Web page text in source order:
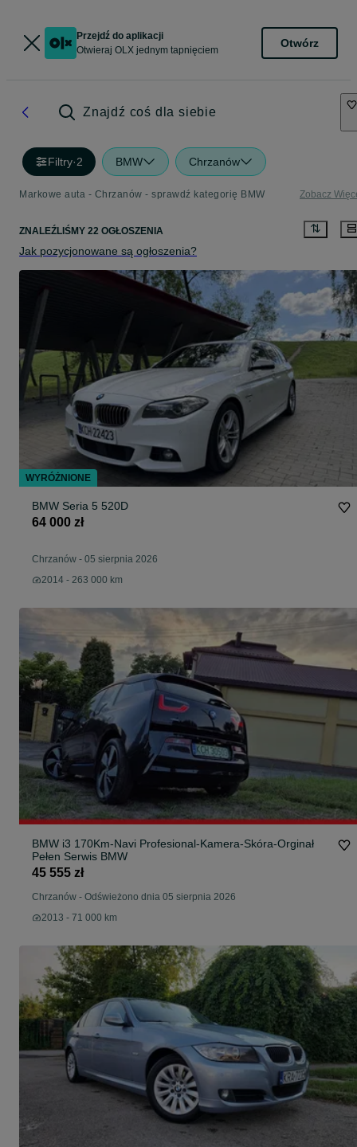
Przejdź do aplikacji
Otwieraj OLX jednym tapnięciem
Otwórz
Znajdź coś dla siebie
Filtry·2 BMW Chrzanów
Markowe auta - Chrzanów - sprawdź kategorię BMW Zobacz
ZNALEŹLIŚMY 22 OGŁOSZENIA
Jak pozycjonowane są ogłoszenia?
BMW Seria 5 520D
64 000 zł
Chrzanów - 05 sierpnia 2026
2014 - 263 000 km
BMW i3 170Km-Navi Profesional-Kamera-Skóra-Orginał
Pełen Serwis BMW
45 555 zł
Chrzanów - Odświeżono dnia 05 sierpnia 2026
2013 - 71 000 km
WYRÓŻNIONE